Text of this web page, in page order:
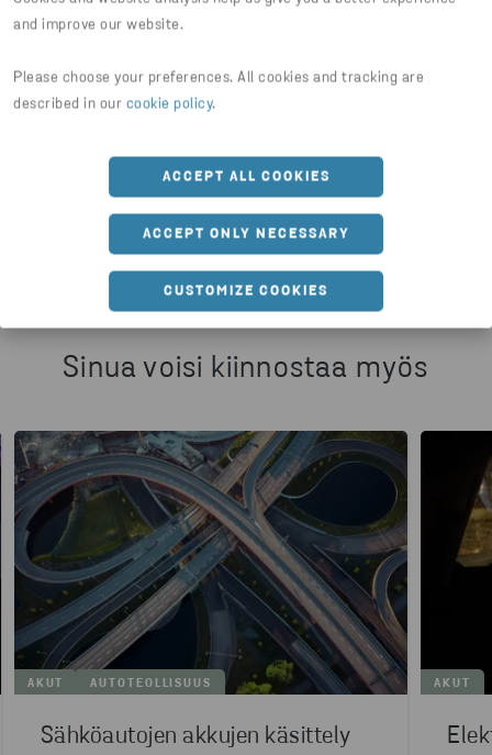
and improve our website.
Please choose your preferences. All cookies and tracking are
described in our cookie policy.
ACCEPT ALL COOKIES
ACCEPT ONLY NECESSARY
CUSTOMIZE COOKIES
Jaa artikkeli
HTTPS://WWW.STENARECYCLING.COM/FI/
Sinua voisi kiinnostaa myös
AKUT AUTOTEOLLISUUS
Sähköautojen akkujen käsittely
AKUT